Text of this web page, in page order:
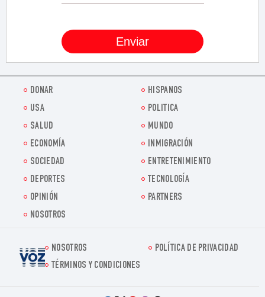
DONAR
HISPANOS
USA
POLITICA
SALUD
MUNDO
ECONOMÍA
INMIGRACIÓN
SOCIEDAD
ENTRETENIMIENTO
DEPORTES
TECNOLOGÍA
OPINIÓN
PARTNERS
NOSOTROS
Voz.us
NOSOTROS
POLÍTICA DE PRIVACIDAD
TÉRMINOS Y CONDICIONES